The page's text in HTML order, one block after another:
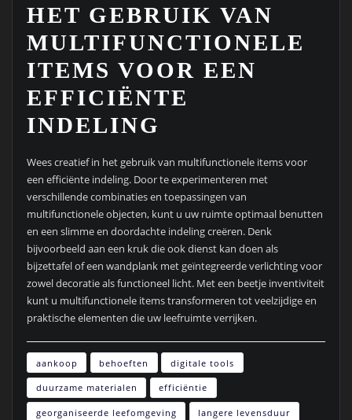
HET GEBRUIK VAN
MULTIFUNCTIONELE
ITEMS VOOR EEN
EFFICIËNTE
INDELING
Wees creatief in het gebruik van multifunctionele items voor
een efficiënte indeling. Door te experimenteren met
verschillende combinaties en toepassingen van
multifunctionele objecten, kunt u uw ruimte optimaal benutten
en een slimme en doordachte indeling creëren. Denk
bijvoorbeeld aan een kruk die ook dienst kan doen als
bijzettafel of een wandplank met geïntegreerde verlichting voor
zowel decoratie als functioneel licht. Met een beetje inventiviteit
kunt u multifunctionele items transformeren tot veelzijdige en
praktische elementen die uw leefruimte verrijken.
aankoop behoeften digitale tools
duurzame materialen efficiëntie
georganiseerde leefomgeving langere levensduur